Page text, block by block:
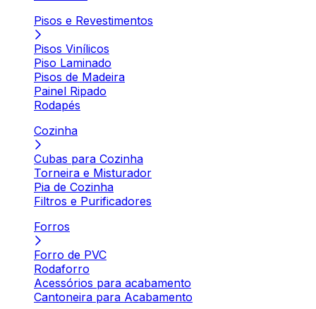
Pisos e Revestimentos
Pisos Vinílicos
Piso Laminado
Pisos de Madeira
Painel Ripado
Rodapés
Cozinha
Cubas para Cozinha
Torneira e Misturador
Pia de Cozinha
Filtros e Purificadores
Forros
Forro de PVC
Rodaforro
Acessórios para acabamento
Cantoneira para Acabamento